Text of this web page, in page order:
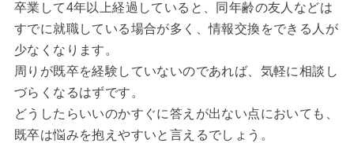
卒業して4年以上経過していると、同年齢の友人などは
すでに就職している場合が多く、情報交換をできる人が
少なくなります。
周りが既卒を経験していないのであれば、気軽に相談し
づらくなるはずです。
どうしたらいいのかすぐに答えが出ない点においても、
既卒は悩みを抱えやすいと言えるでしょう。